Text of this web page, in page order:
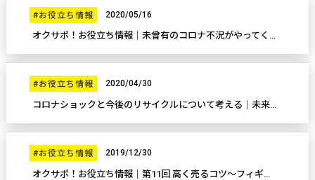
#お役立ち情報 2020/05/16
オクサポ！お役立ち情報｜未曾有のコロナ不況がやってくるその前に、さあ今すぐ断捨離しよう！
#お役立ち情報 2020/04/30
コロナショックと今後のリサイクルについて考える｜未来予想など
#お役立ち情報 2019/12/30
オクサポ！お役立ち情報｜第11回 高く売るコツ～フィギュア編